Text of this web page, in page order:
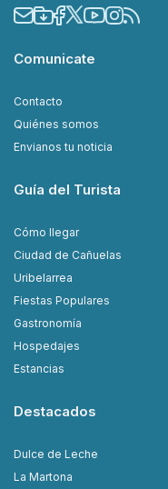
Comunicate
Contacto
Quiénes somos
Envianos tu noticia
Guía del Turista
Cómo llegar
Ciudad de Cañuelas
Uribelarrea
Fiestas Populares
Gastronomía
Hospedajes
Estancias
Destacados
Dulce de Leche
La Martona